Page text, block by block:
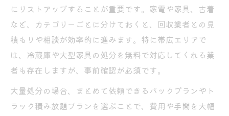
にリストアップすることが重要です。家電や家具、古着
など、カテゴリーごとに分けておくと、回収業者との見
積もりや相談が効率的に進みます。特に帯広エリアで
は、冷蔵庫や大型家具の処分を無料で対応してくれる業
者も存在しますが、事前確認が必須です。
大量処分の場合、まとめて依頼できるパックプランやト
ラック積み放題プランを選ぶことで、費用や手間を大幅